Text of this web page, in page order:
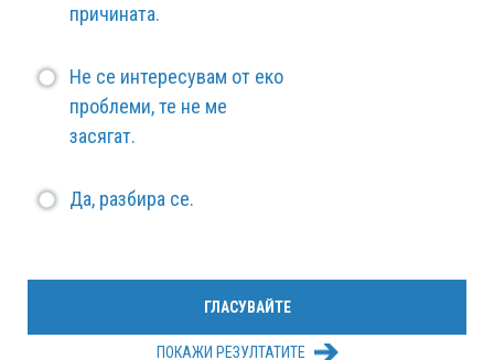
причината.
Не се интересувам от еко
проблеми, те не ме
засягат.
Да, разбира се.
ПОКАЖИ РЕЗУЛТАТИТЕ